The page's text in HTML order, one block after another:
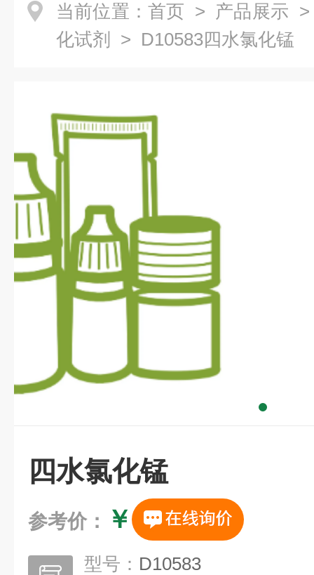
当前位置： 首页 > 产品展示
化试剂
> D10583四水氯化锰
四水氯化锰
参考价： ￥
型号： D10583